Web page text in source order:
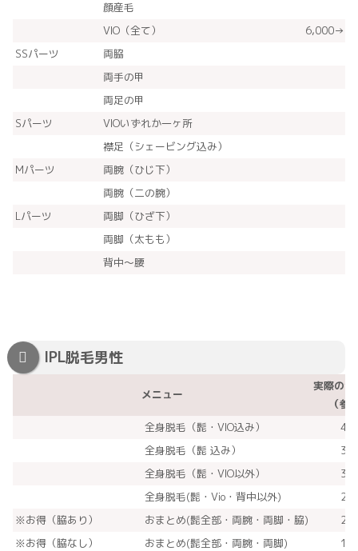
顔産毛
VIO（全て）
6,000→
SSパーツ
両脇
両手の甲
両足の甲
Sパーツ
VIOいずれか一ヶ所
襟足（シェービング込み）
Mパーツ
両腕（ひじ下）
両腕（二の腕）
Lパーツ
両脚（ひざ下）
両脚（太もも）
背中～腰
IPL脱毛男性
メニュー
実際の合
（参
全身脱毛（髭・VIO込み）
全身脱毛（髭 込み）
全身脱毛（髭・VIO以外）
全身脱毛(髭・Vio・背中以外)
※お得（脇あり）
おまとめ(髭全部・両腕・両脚・脇)
※お得（脇なし）
おまとめ(髭全部・両腕・両脚)